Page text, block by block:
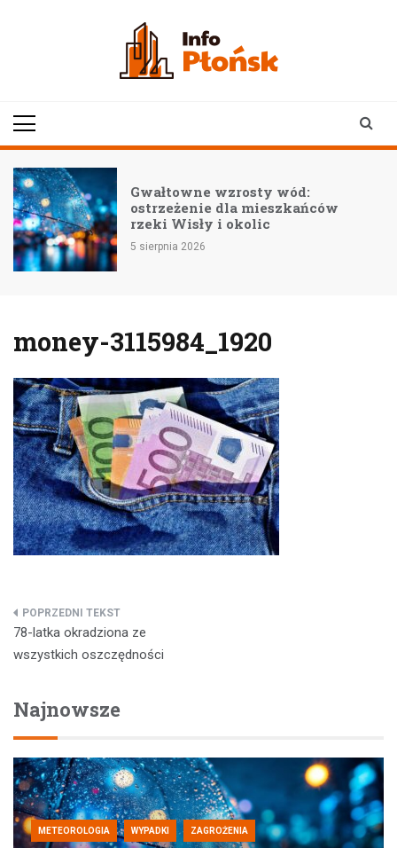
Gwałtowne wzrosty wód:
ostrzeżenie dla mieszkańców
rzeki Wisły i okolic
5 sierpnia 2026
money-3115984_1920
Nawigacja
wpisu
78-latka okradziona ze
wszystkich oszczędności
Najnowsze
METEOROLOGIA WYPADKI ZAGROŻENIA